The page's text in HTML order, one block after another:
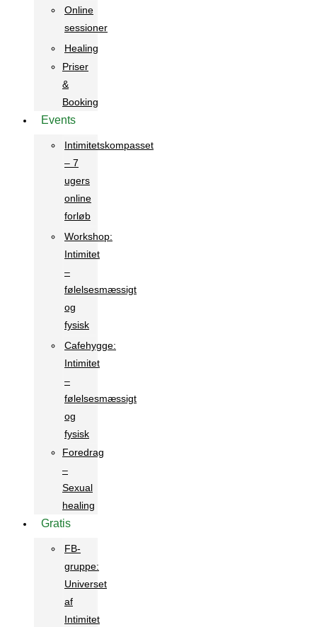
Online
sessioner
Healing
Priser
&
Booking
Events
Intimitetskompasset
– 7
ugers
online
forløb
Workshop:
Intimitet
–
følelsesmæssigt
og
fysisk
Cafehygge:
Intimitet
–
følelsesmæssigt
og
fysisk
Foredrag
–
Sexual
healing
Gratis
FB-
gruppe:
Universet
af
Intimitet